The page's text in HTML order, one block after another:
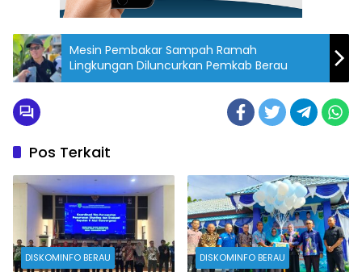
Mesin Pembakar Sampah Ramah
Lingkungan Diluncurkan Pemkab Berau
Pos Terkait
DISKOMINFO BERAU DISKOMINFO BERAU